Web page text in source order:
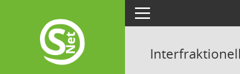
Toggle navigation